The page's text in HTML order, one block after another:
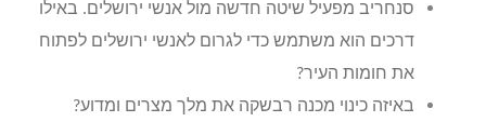
סנחריב מפעיל שיטה חדשה מול אנשי ירושלים. באילו
דרכים הוא משתמש כדי לגרום לאנשי ירושלים לפתוח
את חומות העיר?
באיזה כינוי מכנה רבשקה את מלך מצרים ומדוע?